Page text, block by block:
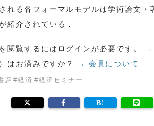
れる各フォーマルモデルは学術論文
紹介されている．
閲覧するにはログインが必要です。
→
はお済みですか？
→ 会員について
評 #経済 #経済セミナー